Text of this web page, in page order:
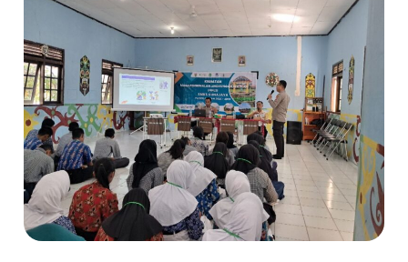
Siswa
dengan
Semangat,
Inilah
Keseruan
MPLS
di
SMKS
Gunajaya